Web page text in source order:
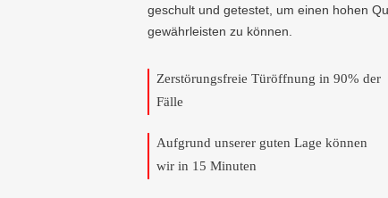
geschult und getestet, um einen hohen
gewährleisten zu können.
Zerstörungsfreie Türöffnung in 90% der
Fälle
Aufgrund unserer guten Lage können
wir in 15 Minuten